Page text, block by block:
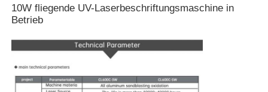
Maschine zum Markieren mit Faserlaser
Handlaser-Markierungsmaschine
CO2-Lasermarkierungsmaschine
10W fliegende UV-Laserbeschriftungsmaschine in
Betrieb